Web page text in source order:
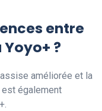
entre
?
améliorée et la
est également